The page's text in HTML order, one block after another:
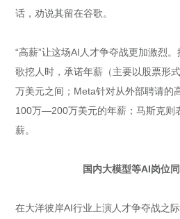
话，劝说其留在谷歌。
“高薪”让这场AI人才争夺战更加激烈
歌挖人时，承诺年薪（主要以股票形
万美元之间；Meta针对从外部聘请的
100万—200万美元的年薪；马斯克则
薪。
国内大模型等AI岗位
在大洋彼岸AI行业上演人才争夺战之